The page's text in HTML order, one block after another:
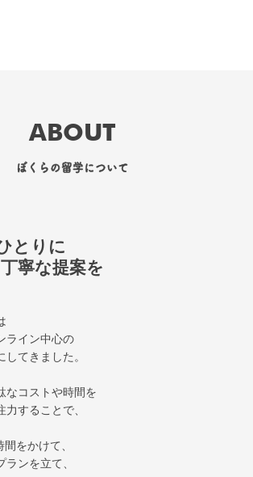
ABOUT
ぼくらの留学について
とりに
提案を
ライン中心の
てきました。
なコストや時間を
することで、
をかけて、
ランを立て、